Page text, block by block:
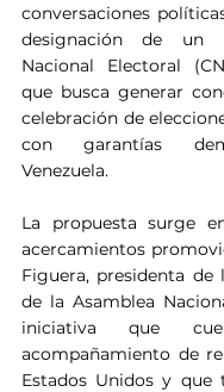
conversaciones
designación de un
Nacional Electoral
que busca generar
celebración de
con garantías
Venezuela.
La propuesta surge
acercamientos
Figuera, presidenta de
de la Asamblea
iniciativa que
acompañamiento de
Estados Unidos y